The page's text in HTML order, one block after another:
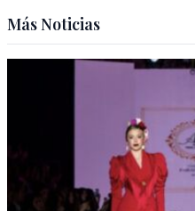
Más Noticias